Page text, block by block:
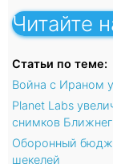
Читайте
Статьи по теме:
Война с Ираном
Planet Labs
снимков
Оборонный
шекелей